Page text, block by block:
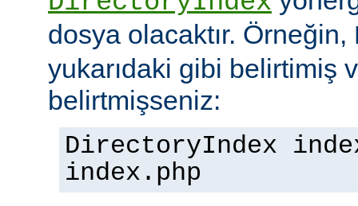
dosya olacaktır. Örneğin,
yukarıdaki gibi belirtimiş
belirtmişseniz:
DirectoryIndex
index.php